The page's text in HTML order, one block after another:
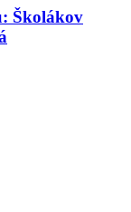
Školákov